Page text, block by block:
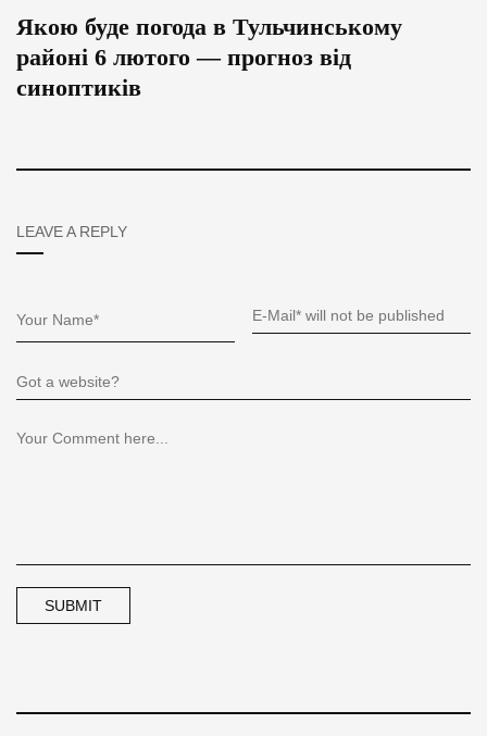
Якою буде погода в Тульчинському
районі 6 лютого — прогноз від
синоптиків
LEAVE A REPLY